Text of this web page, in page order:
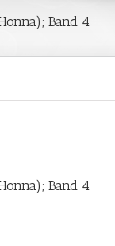
Band 4
Band 4